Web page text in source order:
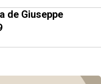
de Giuseppe